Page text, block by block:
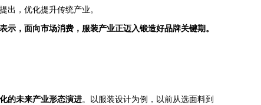
出，优化提升传统产业。
，面向市场消费，服装产业正迈入锻造好品牌关键期。
的未来产业形态演进。以服装设计为例，以前从选面料到